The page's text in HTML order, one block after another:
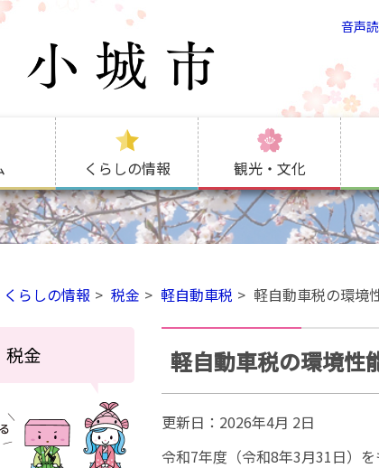
音声
くらしの情報 観光・文化
くらしの情報 税金 軽自動車税 軽自動車税の環境
軽自動車税の環境性
更新日： 2026年4月 2日
令和7年度（令和8年3月31日）
税金